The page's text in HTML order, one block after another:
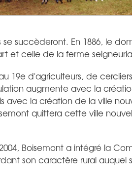
se succèderont. En 1886, le
et celle de la ferme
19e d'agriculteurs, de
augmente avec la
avec la création de la ville
quittera cette ville
Boisemont a intégré la
son caractère rural auquel